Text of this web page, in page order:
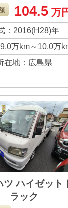
いうことだ
たら、こん
車はなかっ
ます。 事情
っと狭くなっ
放すことを
ます。 よろ
願いします。
104.5万
：2016(H28)年
万km～10.0万
在地：広島県
ツ ハイゼット
ラック